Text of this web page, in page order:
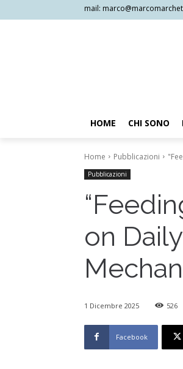
mail:
HOME CHI SONO
Home Pubblicazioni
Pubblicazioni
on
1 Dicembre 2025 526
Facebook